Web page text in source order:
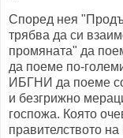
Според нея
трябва да си
промяната" да
да поеме по-
ИБГНИ да поеме
и безгрижно
госпожа. Която
правителството